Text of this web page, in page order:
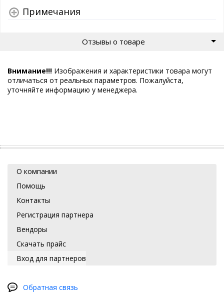
Примечания
Отзывы о товаре
Внимание!!! Изображения и характеристики товара могут
отличаться от реальных параметров. Пожалуйста,
уточняйте информацию у менеджера.
О компании
Помощь
Контакты
Регистрация партнера
Вендоры
Скачать прайс
Вход для партнеров
Обратная связь